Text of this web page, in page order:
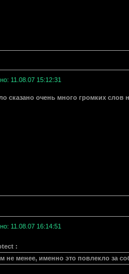
11.08.07 15:12:31
сказано очень много громких
11.08.07 16:14:51
:
не менее, именно это повлекло за